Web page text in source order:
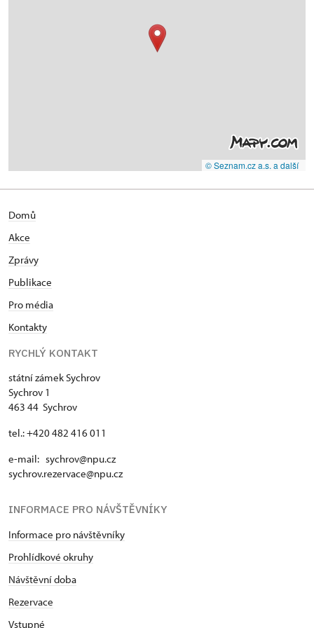
© Seznam.cz a.s. a další
Domů
Akce
Zprávy
Publikace
Pro média
Kontakty
RYCHLÝ KONTAKT
státní zámek Sychrov
Sychrov 1
463 44 Sychrov
tel.: +420 482 416 011
e-mail: sychrov@npu.cz
sychrov.rezervace@npu.cz
INFORMACE PRO NÁVŠTĚVNÍKY
Informace pro návštěvníky
Prohlídkové okruhy
Návštěvní doba
Rezervace
Vstupné